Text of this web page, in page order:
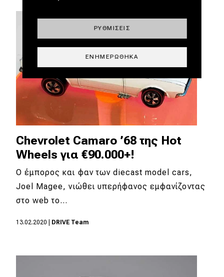
Chevrolet Camaro ’68 της Hot
Wheels για €90.000+!
Ο έμπορος και φαν των diecast model cars,
Joel Magee, νιώθει υπερήφανος εμφανίζοντας
στο web το…
13.02.2020 DRIVE Team
ΡΥΘΜΊΣΕΙΣ
ΕΝΗΜΕΡΏΘΗΚΑ